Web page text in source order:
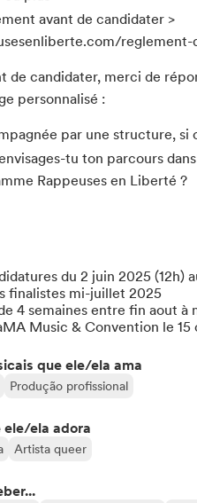
avant de candidater >
de candidater, merci de
personnalisé :
par une structure, si
tu ton parcours
Rappeuses en Liberté ?
du 2 juin 2025 (12h)
finalistes mi-juillet 2025
4 semaines entre fin aout
Music & Convention le
que ele/ela ama
Produção profissional
ela adora
Artista queer